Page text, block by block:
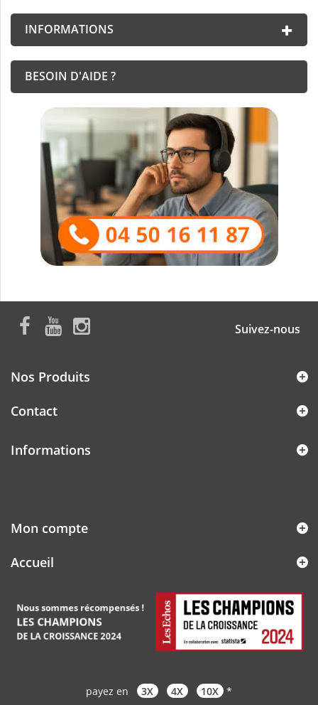
INFORMATIONS
BESOIN D'AIDE ?
Suivez-nous
Nos Produits
Contact
Informations
Mon compte
Accueil
payez en 3X 4X 10X *